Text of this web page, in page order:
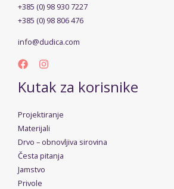
+385 (0) 98 930 7227
+385 (0) 98 806 476
info@dudica.com
Kutak za korisnike
Projektiranje
Materijali
Drvo – obnovljiva sirovina
Česta pitanja
Jamstvo
Privole